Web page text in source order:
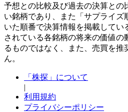
予想との比較及び過去の決算との
い銘柄であり、また「サプライズ
いた順番で決算情報を掲載してい
されている各銘柄の将来の価値の
るものではなく、また、売買を推
ん。
「株探」について
|
利用規約
プライバシーポリシー